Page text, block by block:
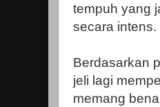
tempuh yang
secara intens.
Berdasarkan
jeli lagi
memang